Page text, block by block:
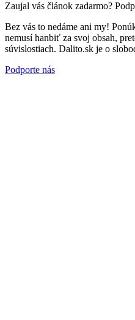
Zaujal vás článok zadarmo?
Bez vás to nedáme ani my!
nemusí hanbiť za svoj obsah,
súvislostiach. Dalito.sk je o
Podporte nás